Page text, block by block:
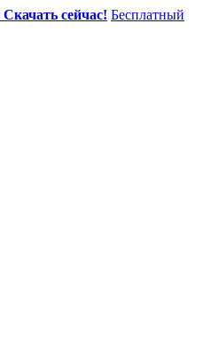
Скачать сейчас! Бесплатный